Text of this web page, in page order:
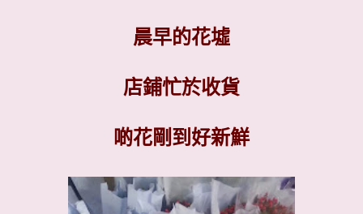
晨早的花墟
店鋪忙於收貨
啲花剛到好新鮮